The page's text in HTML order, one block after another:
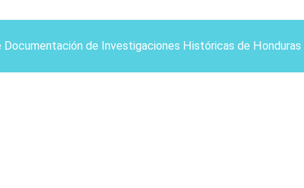
Documentación de Investigaciones Históricas de